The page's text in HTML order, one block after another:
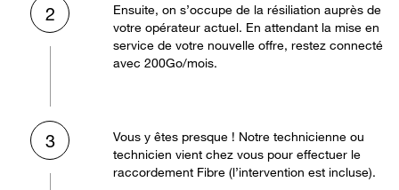
2
Ensuite, on s’occupe de la résiliation auprès de
votre opérateur actuel. En attendant la mise en
service de votre nouvelle offre, restez connecté
avec 200Go/mois.
3
Vous y êtes presque ! Notre technicienne ou
technicien vient chez vous pour effectuer le
raccordement Fibre (l’intervention est incluse).